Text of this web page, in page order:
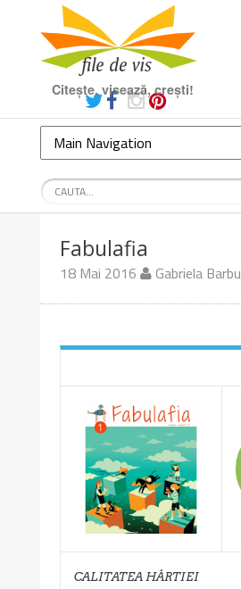
Citește, visează, crești!
Fabulafia
18 Mai 2016 Gabriela Barbu
CALITATEA HÂRTIEI